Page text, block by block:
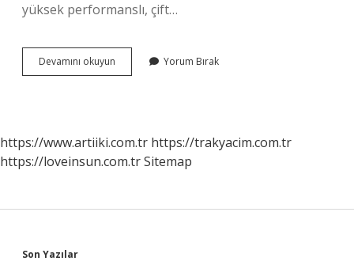
yüksek performanslı, çift…
Devamını okuyun
Bant
Yorum Bırak
https://www.artiiki.com.tr https://trakyacim.com.tr
https://loveinsun.com.trSitemap
Son Yazılar